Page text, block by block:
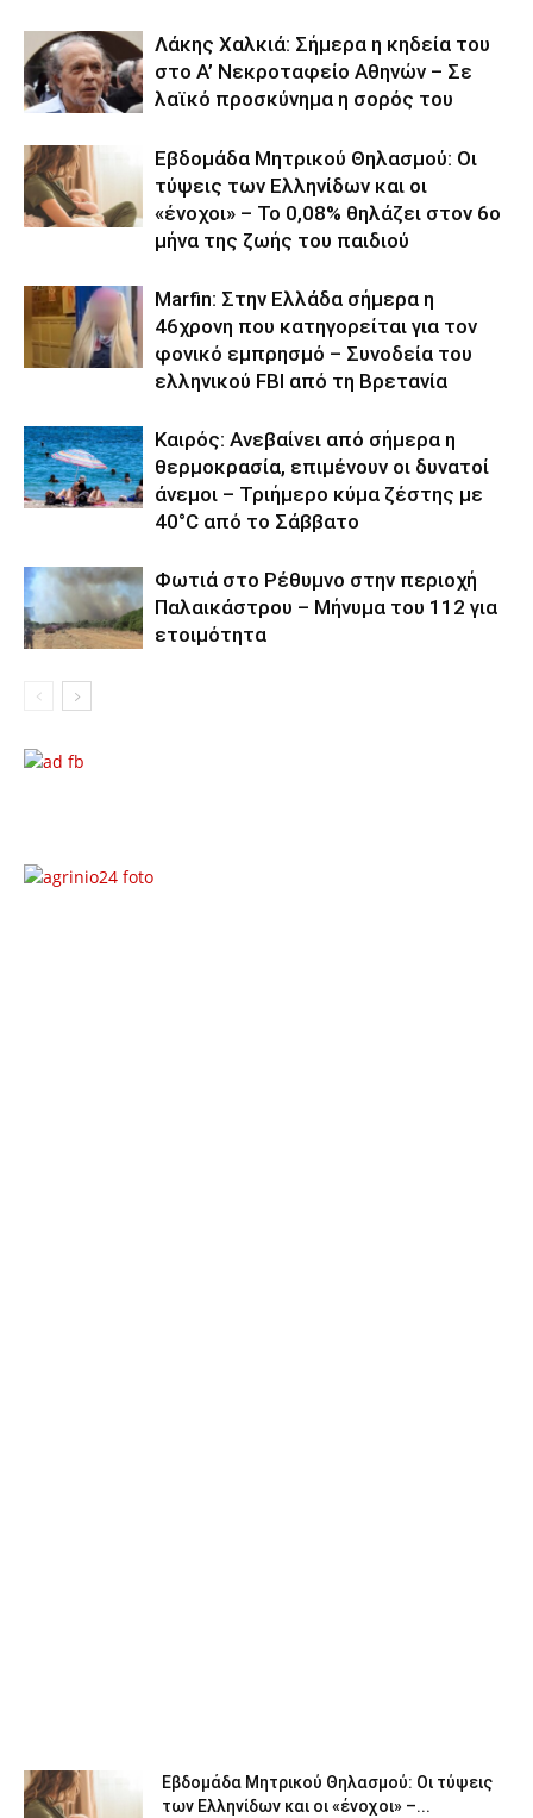
Λάκης Χαλκιά: Σήμερα η κηδεία του
στο Α’ Νεκροταφείο Αθηνών – Σε
λαϊκό προσκύνημα η σορός του
Εβδομάδα Μητρικού Θηλασμού: Οι
τύψεις των Ελληνίδων και οι
«ένοχοι» – Το 0,08% θηλάζει στον 6ο
μήνα της ζωής του παιδιού
Marfin: Στην Ελλάδα σήμερα η
46χρονη που κατηγορείται για τον
φονικό εμπρησμό – Συνοδεία του
ελληνικού FBI από τη Βρετανία
Καιρός: Ανεβαίνει από σήμερα η
θερμοκρασία, επιμένουν οι δυνατοί
άνεμοι – Τριήμερο κύμα ζέστης με
40°C από το Σάββατο
Φωτιά στο Ρέθυμνο στην περιοχή
Παλαικάστρου – Μήνυμα του 112 για
ετοιμότητα
Εβδομάδα Μητρικού Θηλασμού: Οι τύψεις
των Ελληνίδων και οι «ένοχοι» –...